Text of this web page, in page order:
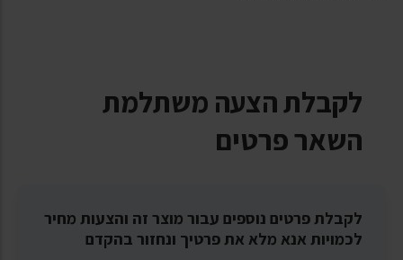
לקבלת הצעה משתלמת
השאר פרטים
לקבלת פרטים נוספים עבור מוצר זה והצעות מחיר
לכמויות אנא מלא את פרטיך ונחזור בהקדם